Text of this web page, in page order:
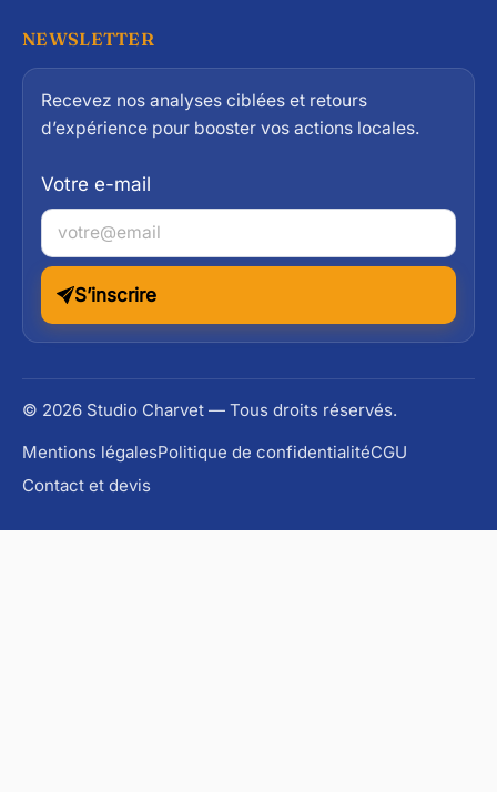
NEWSLETTER
Recevez nos analyses ciblées et retours
d’expérience pour booster vos actions locales.
Votre e-mail
S’inscrire
© 2026 Studio Charvet — Tous droits réservés.
Mentions légalesPolitique de confidentialitéCGU
Contact et devis